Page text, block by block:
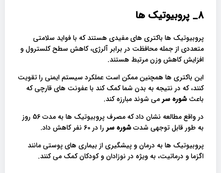
8_ پروبیوتیک ها
پروبیوتیک ها باکتری های مفیدی هستند که با فواید سلامتی
متعددی از جمله محافظت در برابر آلرژی، کاهش سطح کلسترول و
افزایش کاهش وزن مرتبط هستند.
این باکتری ها همچنین ممکن است عملکرد سیستم ایمنی را تقویت
کنند، که در نتیجه به بدن شما کمک کند با عفونت های قارچی که
باعث شوره سر می شوند مبارزه کند.
در واقع مطالعه نشان داد که مصرف پروبیوتیک ها به مدت 56 روز
به طور قابل توجهی شدتشوره سر را در 60 نفر کاهش داد.
پروبیوتیک ها به درمان و پیشگیری از بیماری های پوستی مانند
اگزما و درماتیت، به ویژه در نوزادان و کودکان کمک می کنند.